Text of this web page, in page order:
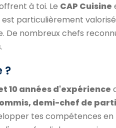
à toi. Le CAP Cuisine
est particulièrement
De nombreux chefs
?
10 années d'expérience
demi-chef de
tes compétences en